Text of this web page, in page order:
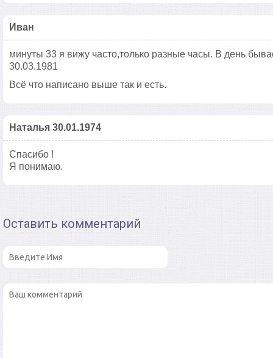
Иван
минуты 33 я вижу часто,только разные часы. В день
30.03.1981
Всё что написано выше так и есть.
Наталья 30.01.1974
Спасибо !
Я понимаю.
Оставить комментарий